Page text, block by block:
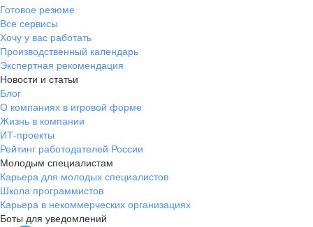
Готовое резюме
Все сервисы
Хочу у вас работать
Производственный календарь
Экспертная рекомендация
Новости и статьи
Блог
О компаниях в игровой форме
Жизнь в компании
ИТ-проекты
Рейтинг работодателей России
Молодым специалистам
Карьера для молодых специалистов
Школа программистов
Карьера в некоммерческих организациях
Боты для уведомлений